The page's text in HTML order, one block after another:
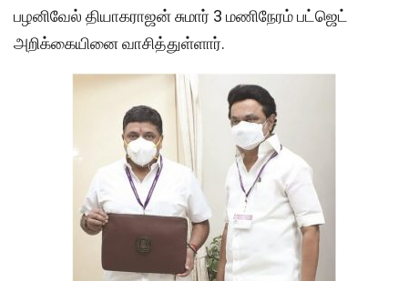
பழனிவேல் தியாகராஜன் சுமார் 3 மணிநேரம் பட்ஜெட்
அறிக்கையினை வாசித்துள்ளார்.